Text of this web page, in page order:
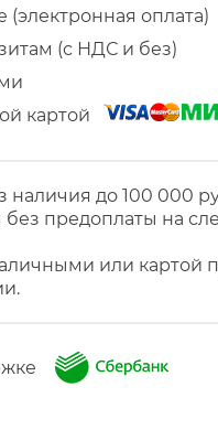
оплата)
(с НДС и без)
картой
наличия до 100 000
без предоплаты на
или картой